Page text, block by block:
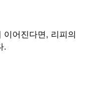
어진다면, 리피의
.